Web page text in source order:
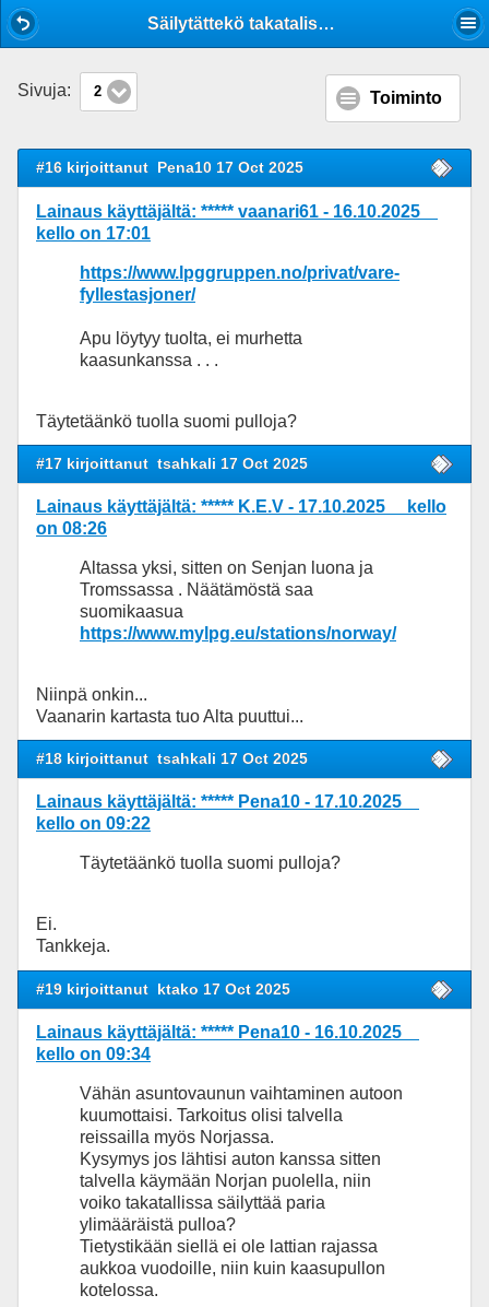
Säilytättekö takatalissa ylimääräisiä kaasupulloja?
Sivuja: 2 Toiminto
#16 kirjoittanut Pena10 17 Oct 2025
Lainaus käyttäjältä: ***** vaanari61 - 16.10.2025
kello on 17:01
https://www.lpggruppen.no/privat/vare-
fyllestasjoner/
Apu löytyy tuolta, ei murhetta
kaasunkanssa . . .
Täytetäänkö tuolla suomi pulloja?
#17 kirjoittanut tsahkali 17 Oct 2025
Lainaus käyttäjältä: ***** K.E.V - 17.10.2025 kello
on 08:26
Altassa yksi, sitten on Senjan luona ja
Tromssassa . Näätämöstä saa
suomikaasua
https://www.mylpg.eu/stations/norway/
Niinpä onkin...
Vaanarin kartasta tuo Alta puuttui...
#18 kirjoittanut tsahkali 17 Oct 2025
Lainaus käyttäjältä: ***** Pena10 - 17.10.2025
kello on 09:22
Täytetäänkö tuolla suomi pulloja?
Ei.
Tankkeja.
#19 kirjoittanut ktako 17 Oct 2025
Lainaus käyttäjältä: ***** Pena10 - 16.10.2025
kello on 09:34
Vähän asuntovaunun vaihtaminen autoon
kuumottaisi. Tarkoitus olisi talvella
reissailla myös Norjassa.
Kysymys jos lähtisi auton kanssa sitten
talvella käymään Norjan puolella, niin
voiko takatallissa säilyttää paria
ylimääräistä pulloa?
Tietystikään siellä ei ole lattian rajassa
aukkoa vuodoille, niin kuin kaasupullon
kotelossa.